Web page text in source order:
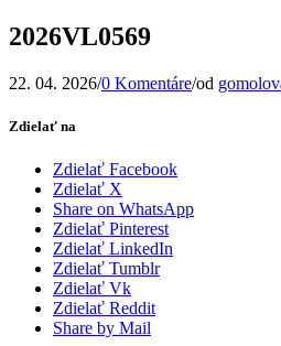
2026VL0569
22. 04. 2026/0 Komentáre/od
Zdielať na
Zdielať Facebook
Zdielať X
Share on WhatsApp
Zdielať Pinterest
Zdielať LinkedIn
Zdielať Tumblr
Zdielať Vk
Zdielať Reddit
Share by Mail